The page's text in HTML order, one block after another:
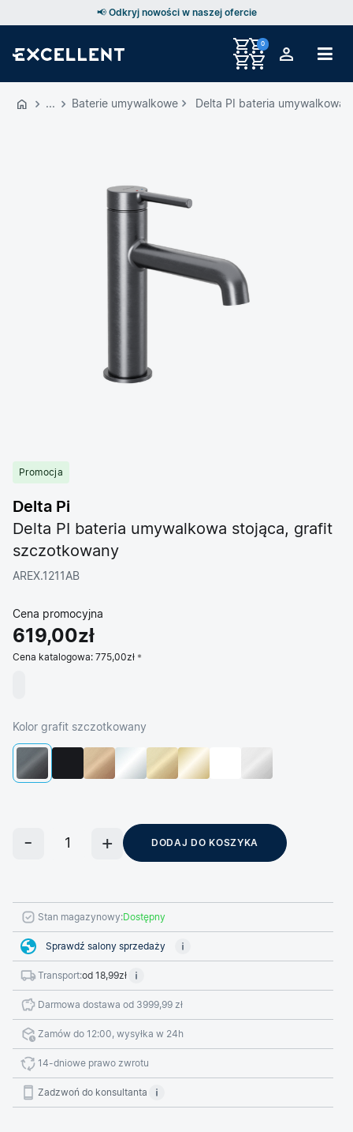
UŻYTKOWNIKA
📢 Odkryj nowości w naszej ofercie
0
Baterie umywalkowe Delta PI bateria
Promocja
Delta Pi
Delta PI bateria umywalkowa stojąca, grafit
szczotkowany
AREX.1211AB
Cena promocyjna
619,00zł
Cena katalogowa: 775,00zł
Kolor grafit szczotkowany
DODAJ DO KOSZYKA
Stan magazynowy:Dostępny
Sprawdź salony sprzedaży
Transport:od 18,99zł
Darmowa dostawa od 3999,99 zł
Zamów do 12:00, wysyłka w 24h
14-dniowe prawo zwrotu
Zadzwoń do konsultanta